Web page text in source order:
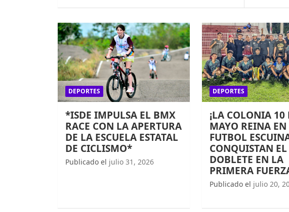
DEPORTES
*ISDE IMPULSA EL BMX
RACE CON LA APERTURA
DE LA ESCUELA ESTATAL
DE CICLISMO*
Publicado el julio 31, 2026
DEPORTES
¡LA COLONIA 10
MAYO REINA EN
FUTBOL
CONQUISTAN EL
DOBLETE EN LA
PRIMERA
Publicado el julio 20,